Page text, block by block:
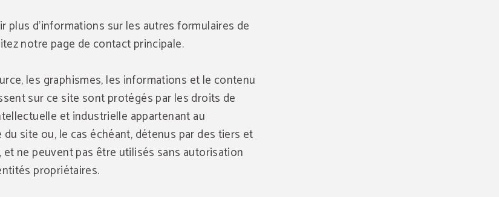
plus d'informations sur les autres formulaires de
notre page de contact principale.
les graphismes, les informations et le contenu
sur ce site sont protégés par les droits de
et industrielle appartenant au
site ou, le cas échéant, détenus par des tiers et
et ne peuvent pas être utilisés sans autorisation
propriétaires.